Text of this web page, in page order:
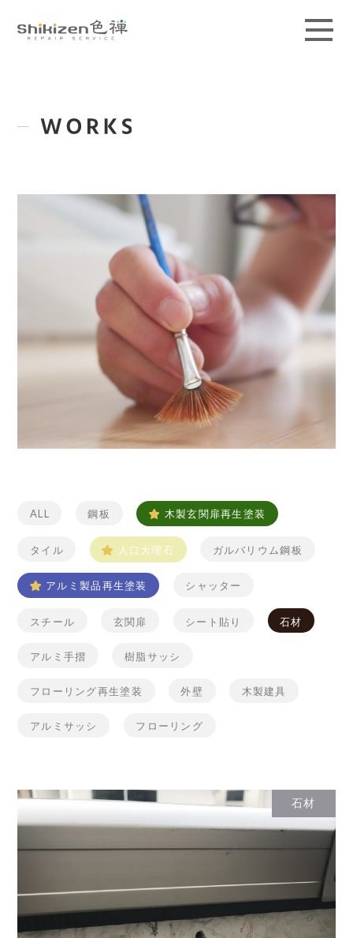
WORKS
ACCESS
ALL 鋼板 木製玄関扉再生塗装
タイル 人口大理石 ガルバリウム鋼板
アルミ製品再生塗装 シャッター
スチール 玄関扉 シート貼り 石材
アルミ手摺 樹脂サッシ
フローリング再生塗装 外壁 木製建具
アルミサッシ フローリング
石材